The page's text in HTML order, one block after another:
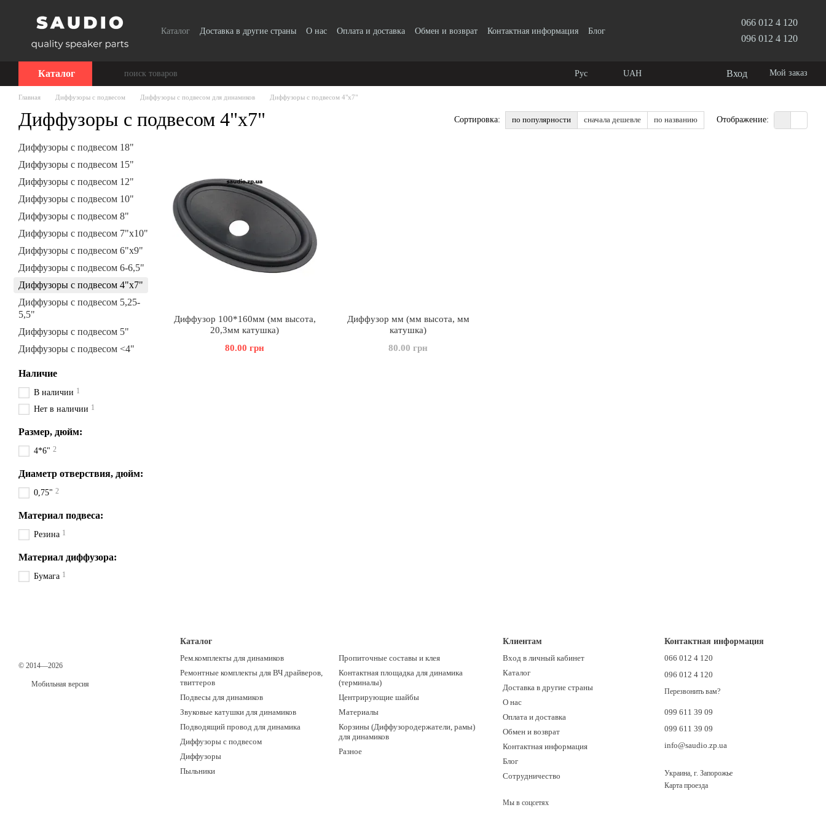
Каталог Доставка в другие страны О нас Оплата и доставка Обмен и возврат Контактная информация
Блог
066 012 4 120
096 012 4 120
Каталог Рус UAH Вход Мой заказ
Главная Диффузоры с подвесом Диффузоры с подвесом для динамиков Диффузоры с подвесом 4"х7"
Диффузоры с подвесом 4"х7" Сортировка: по популярности сначала дешевле по названию Отображение:
Диффузор 100*160мм (мм высота,
20,3мм катушка)
80.00 грн
Диффузор мм (мм высота, мм
катушка)
80.00 грн
Диффузоры с подвесом 18"
Диффузоры с подвесом 15"
Диффузоры с подвесом 12"
Диффузоры с подвесом 10"
Диффузоры с подвесом 8"
Диффузоры с подвесом 7"х10"
Диффузоры с подвесом 6"х9"
Диффузоры с подвесом 6-6,5"
Диффузоры с подвесом 4"х7"
Диффузоры с подвесом 5,25-
5,5"
Диффузоры с подвесом 5"
Диффузоры с подвесом <4"
Наличие
В наличии 1
Нет в наличии 1
Размер, дюйм:
4*6" 2
Диаметр отверствия, дюйм:
0,75" 2
Материал подвеса:
Резина 1
Материал диффузора:
Бумага 1
© 2014—2026
Мобильная версия
Каталог
Рем.комплекты для динамиков
Ремонтные комплекты для ВЧ драйверов,
твиттеров
Подвесы для динамиков
Звуковые катушки для динамиков
Подводящий провод для динамика
Диффузоры с подвесом
Диффузоры
Пыльники
Пропиточные составы и клея
Контактная площадка для динамика
(терминалы)
Центрирующие шайбы
Материалы
Корзины (Диффузородержатели, рамы)
для динамиков
Разное
Клиентам
Вход в личный кабинет
Каталог
Доставка в другие страны
О нас
Оплата и доставка
Обмен и возврат
Контактная информация
Блог
Сотрудничество
Мы в соцсетях
Контактная информация
066 012 4 120
096 012 4 120
Перезвонить вам?
099 611 39 09
099 611 39 09
info@saudio.zp.ua
Украина, г. Запорожье
Карта проезда